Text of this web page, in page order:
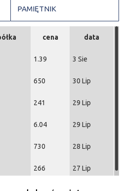
PAMIĘTNIK
cena data
1.39 3 Sie
650 30 Lip
241 29 Lip
6.04 29 Lip
730 28 Lip
266 27 Lip